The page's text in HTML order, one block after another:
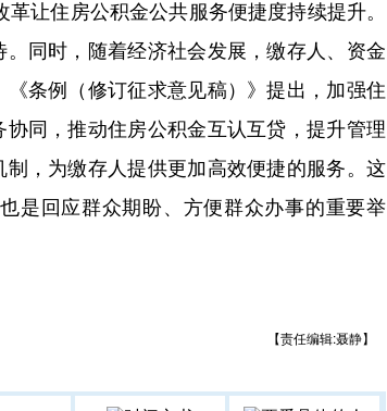
让住房公积金公共服务便捷度持续提升。
同时，随着经济社会发展，缴存人、资金
条例（修订征求意见稿）》提出，加强住
同，推动住房公积金互认互贷，提升管理
，为缴存人提供更加高效便捷的服务。这
是回应群众期盼、方便群众办事的重要举
【责任编辑:聂静】